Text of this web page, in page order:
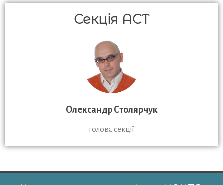
Секція ACT
Олександр Столярчук
голова секції